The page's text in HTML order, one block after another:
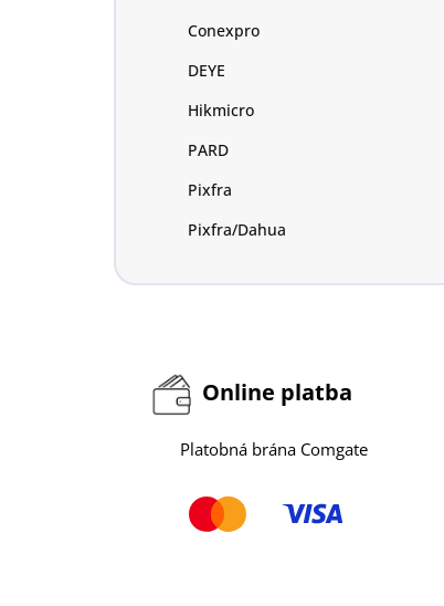
Conexpro
DEYE
Hikmicro
PARD
Pixfra
Pixfra/Dahua
Online platba
Platobná brána Comgate